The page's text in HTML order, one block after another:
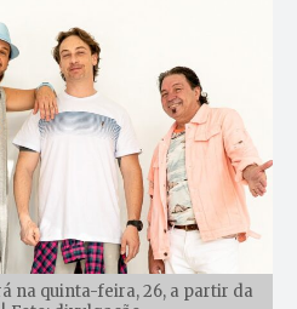
na quinta-feira, 26, a partir da